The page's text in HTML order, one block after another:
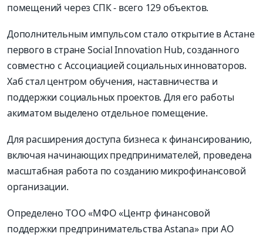
помещений через СПК - всего 129 объектов.
Дополнительным импульсом стало открытие в Астане
первого в стране Social Innovation Hub, созданного
совместно с Ассоциацией социальных инноваторов.
Хаб стал центром обучения, наставничества и
поддержки социальных проектов. Для его работы
акиматом выделено отдельное помещение.
Для расширения доступа бизнеса к финансированию,
включая начинающих предпринимателей, проведена
масштабная работа по созданию микрофинансовой
организации.
Определено ТОО «МФО «Центр финансовой
поддержки предпринимательства Astana» при АО